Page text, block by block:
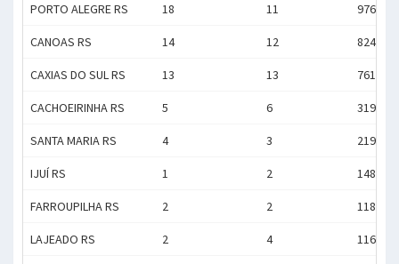
PORTO ALEGRE RS 18 11 976
CANOAS RS 14 12 824
CAXIAS DO SUL RS 13 13 761
CACHOEIRINHA RS 5 6 319
SANTA MARIA RS 4 3 219
IJUÍ RS 1 2 148
FARROUPILHA RS 2 2 118
LAJEADO RS 2 4 116